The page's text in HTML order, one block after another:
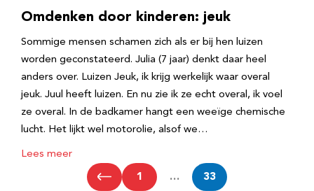
Omdenken door kinderen: jeuk
Sommige mensen schamen zich als er bij hen luizen
worden geconstateerd. Julia (7 jaar) denkt daar heel
anders over. Luizen Jeuk, ik krijg werkelijk waar overal
jeuk. Juul heeft luizen. En nu zie ik ze echt overal, ik voel
ze overal. In de badkamer hangt een weeïge chemische
lucht. Het lijkt wel motorolie, alsof we…
Lees meer
1 … 33